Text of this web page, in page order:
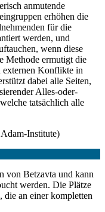
anmutende
erhöhen die
für die
werden, und
wenn diese
Methode ermutigt die
externen Konflikte in
dabei alle Seiten,
Alles-oder-
tatsächlich alle
Adam-Institute)
von Betzavta und kann
werden. Die Plätze
die an einer kompletten